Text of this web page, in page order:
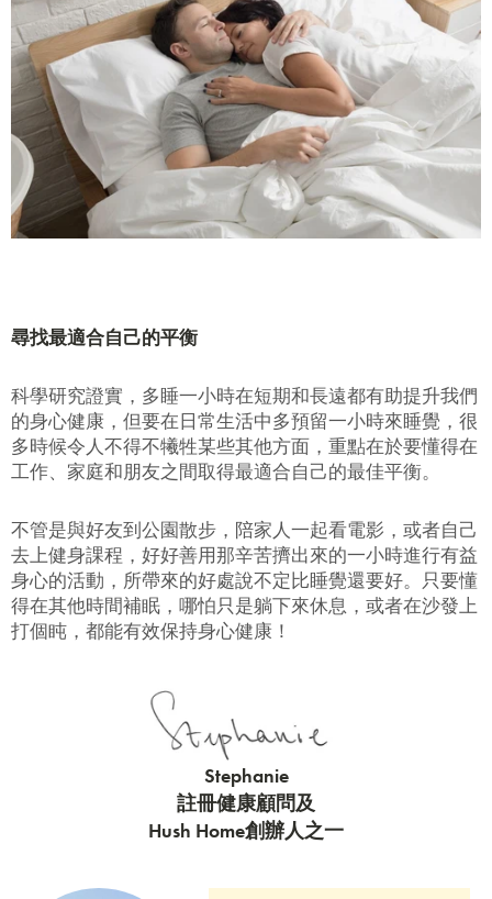
尋找最適合自己的平衡
科學研究證實，多睡一小時在短期和長遠都有助提升我們
的身心健康，但要在日常生活中多預留一小時來睡覺，很
多時候令人不得不犧牲某些其他方面，重點在於要懂得在
工作、家庭和朋友之間取得最適合自己的最佳平衡。
不管是與好友到公園散步，陪家人一起看電影，或者自己
去上健身課程，好好善用那辛苦擠出來的一小時進行有益
身心的活動，所帶來的好處說不定比睡覺還要好。只要懂
得在其他時間補眠，哪怕只是躺下來休息，或者在沙發上
打個盹，都能有效保持身心健康！
Stephanie
註冊健康顧問及
Hush Home創辦人之一
賞你床褥&床架$1000優
惠!
千萬不要錯過! 輸入電子郵箱即享獨
家迎新優惠.
提交